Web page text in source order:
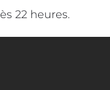
22 heures.